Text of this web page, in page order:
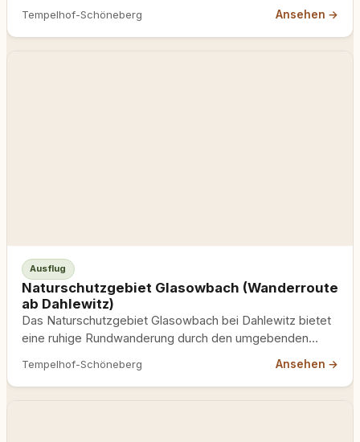
Tempelhof-Schöneberg Ansehen →
Ausflug
Naturschutzgebiet Glasowbach (Wanderroute
ab Dahlewitz)
Das Naturschutzgebiet Glasowbach bei Dahlewitz bietet
eine ruhige Rundwanderung durch den umgebenden
Tempelhof-Schöneberg Ansehen →